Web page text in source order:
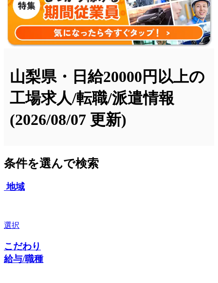
山梨県・日給20000円以上の
工場求人/転職/派遣情報
(2026/08/07 更新)
条件を選んで検索
地域
選択
こだわり
給与/職種